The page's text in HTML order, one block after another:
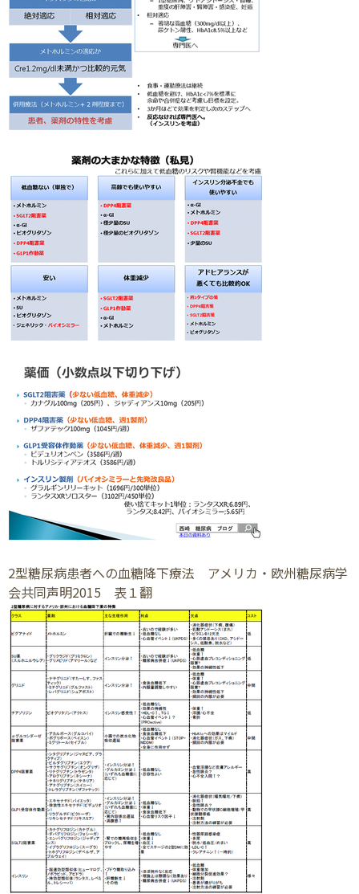
2型糖尿病患者への血糖降下療法 アメリカ・欧州糖尿病学
会共同声明2015 表１翻